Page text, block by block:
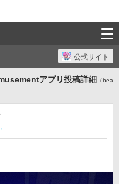
公式サイト
アプリ投稿詳細 （bea